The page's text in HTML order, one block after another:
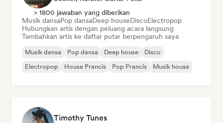
> 1800 jawaban yang diberikan
Musik dansaPop dansaDeep houseDiscoElectropop
Hubungkan artis dengan peluang acara langsung
Tambahkan artis ke daftar putar berpengaruh saya
Musik dansa Pop dansa Deep house
Disco
Electropop
House Prancis Pop Prancis Musik house
Timothy Tunes